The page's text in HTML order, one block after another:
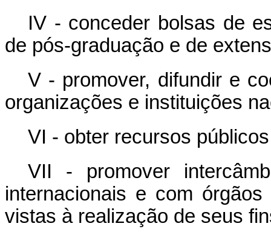
IV - conceder bolsas de
de pós-graduação e de
V - promover, difundir e
organizações e instituições
VI - obter recursos
VII - promover
internacionais e com
vistas à realização de seus